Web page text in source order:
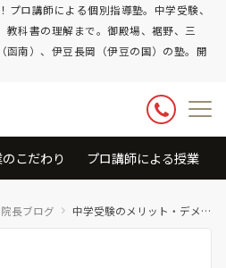
プロ講師による個別指導塾。中学受験、
教科書の理解まで。御殿場、裾野、三
函南）、伊豆長岡（伊豆の国）の塾。開
こだわり プロ講師による授業
長ブログ 中学受験のメリット・デメリット。